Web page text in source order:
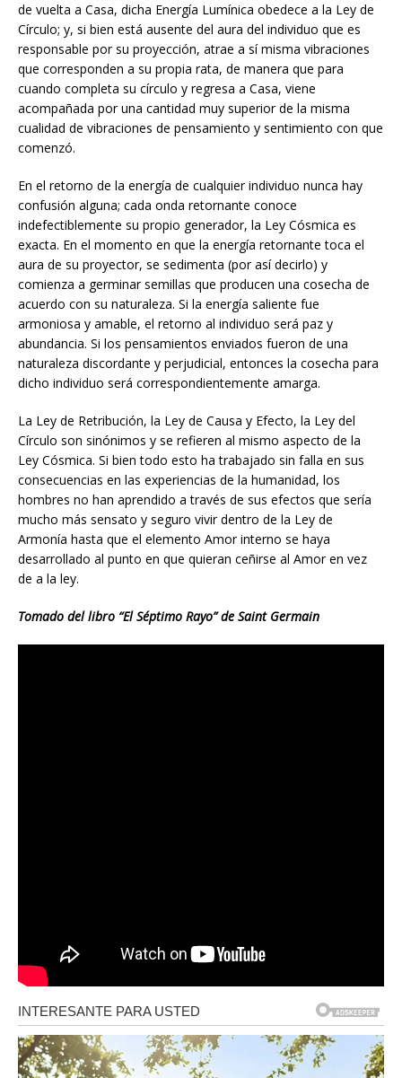
de vuelta a Casa, dicha Energía Lumínica obedece a la Ley de
Círculo; y, si bien está ausente del aura del individuo que es
responsable por su proyección, atrae a sí misma vibraciones
que corresponden a su propia rata, de manera que para
cuando completa su círculo y regresa a Casa, viene
acompañada por una cantidad muy superior de la misma
cualidad de vibraciones de pensamiento y sentimiento con que
comenzó.
En el retorno de la energía de cualquier individuo nunca hay
confusión alguna; cada onda retornante conoce
indefectiblemente su propio generador, la Ley Cósmica es
exacta. En el momento en que la energía retornante toca el
aura de su proyector, se sedimenta (por así decirlo) y
comienza a germinar semillas que producen una cosecha de
acuerdo con su naturaleza. Si la energía saliente fue
armoniosa y amable, el retorno al individuo será paz y
abundancia. Si los pensamientos enviados fueron de una
naturaleza discordante y perjudicial, entonces la cosecha para
dicho individuo será correspondientemente amarga.
La Ley de Retribución, la Ley de Causa y Efecto, la Ley del
Círculo son sinónimos y se refieren al mismo aspecto de la
Ley Cósmica. Si bien todo esto ha trabajado sin falla en sus
consecuencias en las experiencias de la humanidad, los
hombres no han aprendido a través de sus efectos que sería
mucho más sensato y seguro vivir dentro de la Ley de
Armonía hasta que el elemento Amor interno se haya
desarrollado al punto en que quieran ceñirse al Amor en vez
de a la ley.
Tomado del libro “El Séptimo Rayo” de Saint Germain